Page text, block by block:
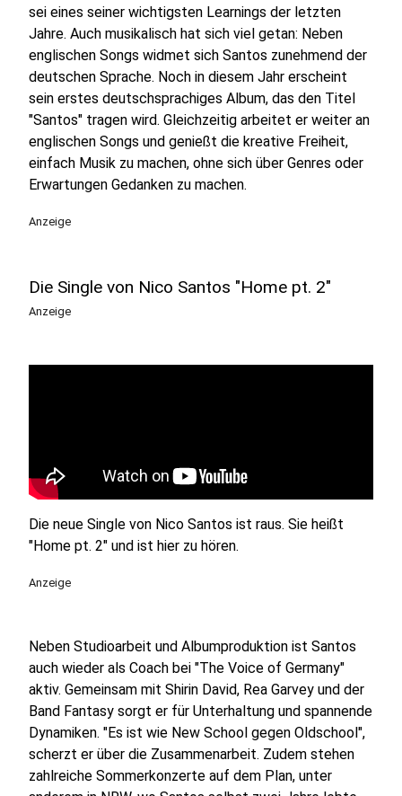
sei eines seiner wichtigsten Learnings der letzten
Jahre. Auch musikalisch hat sich viel getan: Neben
englischen Songs widmet sich Santos zunehmend der
deutschen Sprache. Noch in diesem Jahr erscheint
sein erstes deutschsprachiges Album, das den Titel
"Santos" tragen wird. Gleichzeitig arbeitet er weiter an
englischen Songs und genießt die kreative Freiheit,
einfach Musik zu machen, ohne sich über Genres oder
Erwartungen Gedanken zu machen.
Anzeige
Die Single von Nico Santos "Home pt. 2"
Anzeige
Die neue Single von Nico Santos ist raus. Sie heißt
"Home pt. 2" und ist hier zu hören.
Anzeige
Neben Studioarbeit und Albumproduktion ist Santos
auch wieder als Coach bei "The Voice of Germany"
aktiv. Gemeinsam mit Shirin David, Rea Garvey und der
Band Fantasy sorgt er für Unterhaltung und spannende
Dynamiken. "Es ist wie New School gegen Oldschool",
scherzt er über die Zusammenarbeit. Zudem stehen
zahlreiche Sommerkonzerte auf dem Plan, unter